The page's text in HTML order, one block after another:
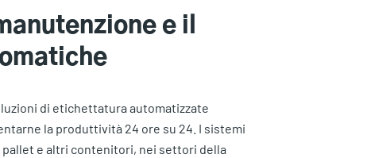
e il
di etichettatura automatizzate
la produttività 24 ore su 24. I sistemi
pallet e altri contenitori, nei settori della